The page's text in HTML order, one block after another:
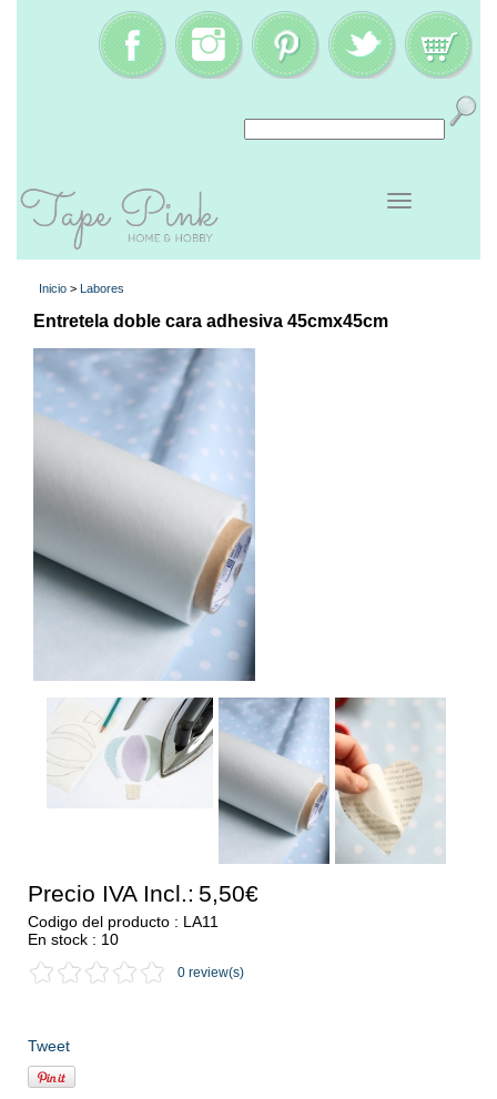
Inicio > Labores
Entretela doble cara adhesiva 45cmx45cm
Precio IVA Incl.: 5,50€
Codigo del producto : LA11
En stock : 10
0 review(s)
Tweet